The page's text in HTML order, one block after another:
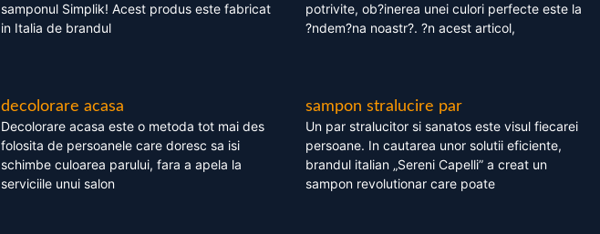
samponul Simplik! Acest produs este fabricat
in Italia de brandul
potrivite, ob?inerea unei culori perfecte este la
?ndem?na noastr?. ?n acest articol,
decolorare acasa
Decolorare acasa este o metoda tot mai des
folosita de persoanele care doresc sa isi
schimbe culoarea parului, fara a apela la
serviciile unui salon
sampon stralucire par
Un par stralucitor si sanatos este visul fiecarei
persoane. In cautarea unor solutii eficiente,
brandul italian „Sereni Capelli” a creat un
sampon revolutionar care poate